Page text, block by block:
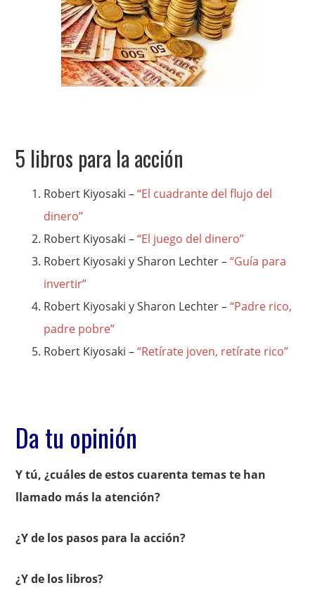
5 libros para la acción
Robert Kiyosaki –“El cuadrante del flujo del
dinero”
Robert Kiyosaki –“El juego del dinero”
Robert Kiyosaki y Sharon Lechter –“Guía para
invertir”
Robert Kiyosaki y Sharon Lechter –“Padre rico,
padre pobre”
Robert Kiyosaki –“Retírate joven, retírate rico”
Da tu opinión
Y tú, ¿cuáles de estos cuarenta temas te han
llamado más la atención?
¿Y de los pasos para la acción?
¿Y de los libros?